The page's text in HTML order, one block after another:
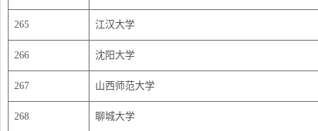
265 江汉大学
266 沈阳大学
267 山西师范大学
268 聊城大学